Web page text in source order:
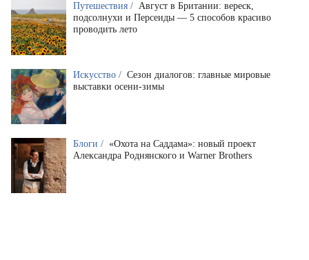
Путешествия / Август в Британии: вереск,
подсолнухи и Персеиды — 5 способов красиво
проводить лето
Искусство / Сезон диалогов: главные мировые
выставки осени-зимы
Блоги / «Охота на Саддама»: новый проект
Александра Роднянского и Warner Brothers